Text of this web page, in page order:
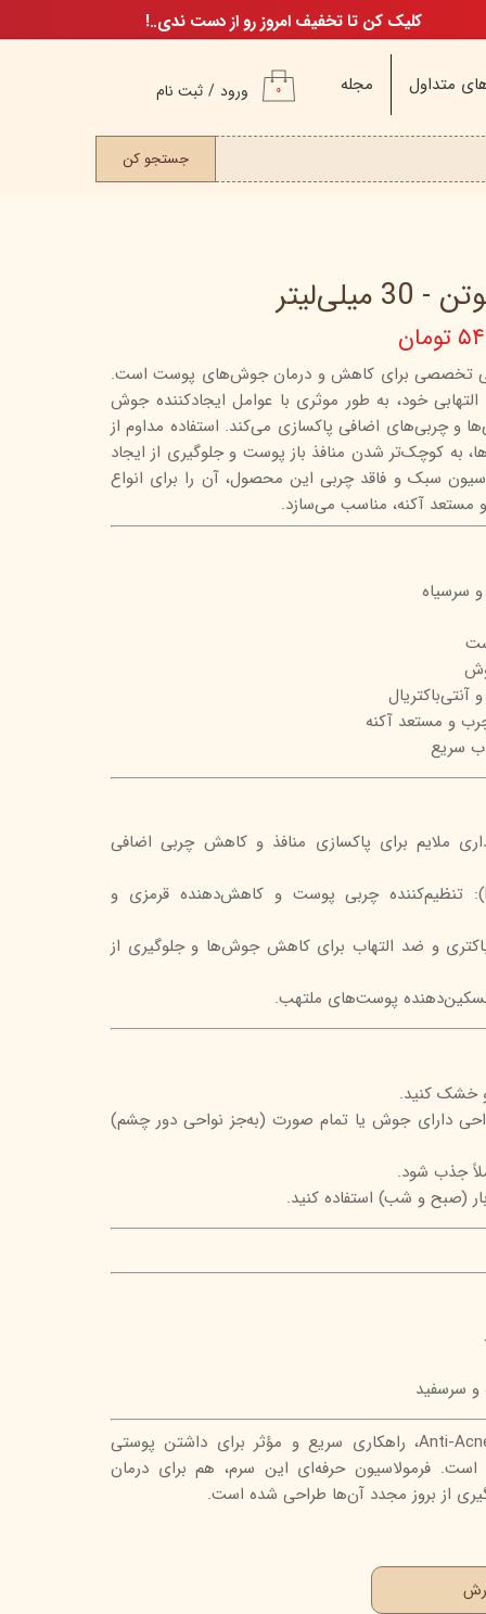
اسکین
متداول مجله ورود / ثبت نام
تغییر گذر واژه
۰
جستجو کن
کلیک کن تا تخفیف امروز رو از دست ندی..!
تخصصی برای کاهش و درمان جوش‌های پوست است.
خود، به طور موثری با عوامل ایجادکننده جوش
و چربی‌های اضافی پاکسازی می‌کند. استفاده مداوم از
به کوچک‌تر شدن منافذ باز پوست و جلوگیری از ایجاد
سبک و فاقد چربی این محصول، آن را برای انواع
آکنه، مناسب می‌سازد.
سرسیاه
و مستعد آکنه
سریع
ملایم برای پاکسازی منافذ و کاهش چربی اضافی
نیاسینامید (ویتامین B3): تنظیم‌کننده چربی پوست و کاهش‌دهنده قرمزی و
و ضد التهاب برای کاهش جوش‌ها و جلوگیری از
تسکین‌دهنده پوست‌های ملتهب.
خشک کنید.
دارای جوش یا تمام صورت (به‌جز نواحی دور چشم)
جذب شود.
(صبح و شب) استفاده کنید.
سرسفید
سرم ضد جوش راکوتن مدل Anti-Acne، راهکاری سریع و مؤثر برای داشتن پوستی
فرمولاسیون حرفه‌ای این سرم، هم برای درمان
از بروز مجدد آن‌ها طراحی شده است.